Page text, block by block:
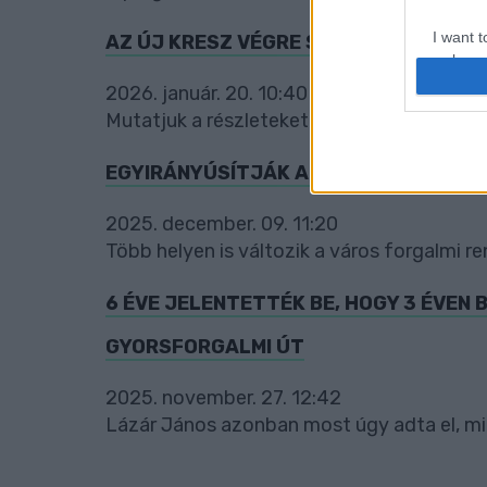
I want
web or
AZ ÚJ KRESZ VÉGRE SZABÁLYOZNÁ A
2026. január. 20. 10:40
Mutatjuk a részleteket!
EGYIRÁNYÚSÍTJÁK A SZOMBATHELYI
2025. december. 09. 11:20
Több helyen is változik a város forgalmi
6 ÉVE JELENTETTÉK BE, HOGY 3 ÉVEN
GYORSFORGALMI ÚT
2025. november. 27. 12:42
Lázár János azonban most úgy adta el,